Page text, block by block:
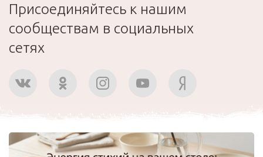
Присоединяйтесь к нашим
сообществам в социальных
сетях